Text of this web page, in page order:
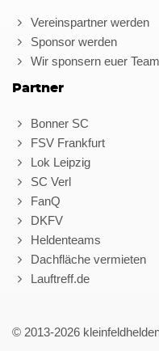
Vereinspartner werden
Sponsor werden
Wir sponsern euer
Partner
Bonner SC
FSV Frankfurt
Lok Leipzig
SC Verl
FanQ
DKFV
Heldenteams
Dachfläche vermieten
Lauftreff.de
© 2013-2026